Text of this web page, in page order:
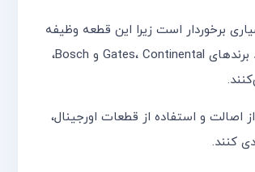
برخوردار است زیرا این قطعه وظیفه
با کیفیت و اصلی، مانند برندهای Gates، Continental و Bosch،
و استفاده از قطعات اورجینال،
کنند.